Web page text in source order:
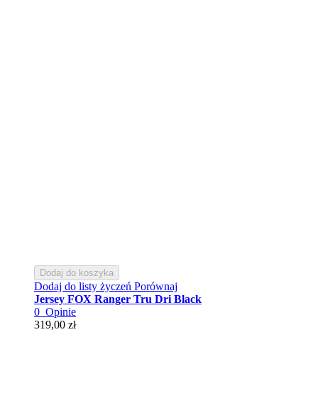
Dodaj do koszyka
Dodaj do listy życzeń Porównaj
Jersey FOX Ranger Tru Dri Black
0 Opinie
319,00 zł